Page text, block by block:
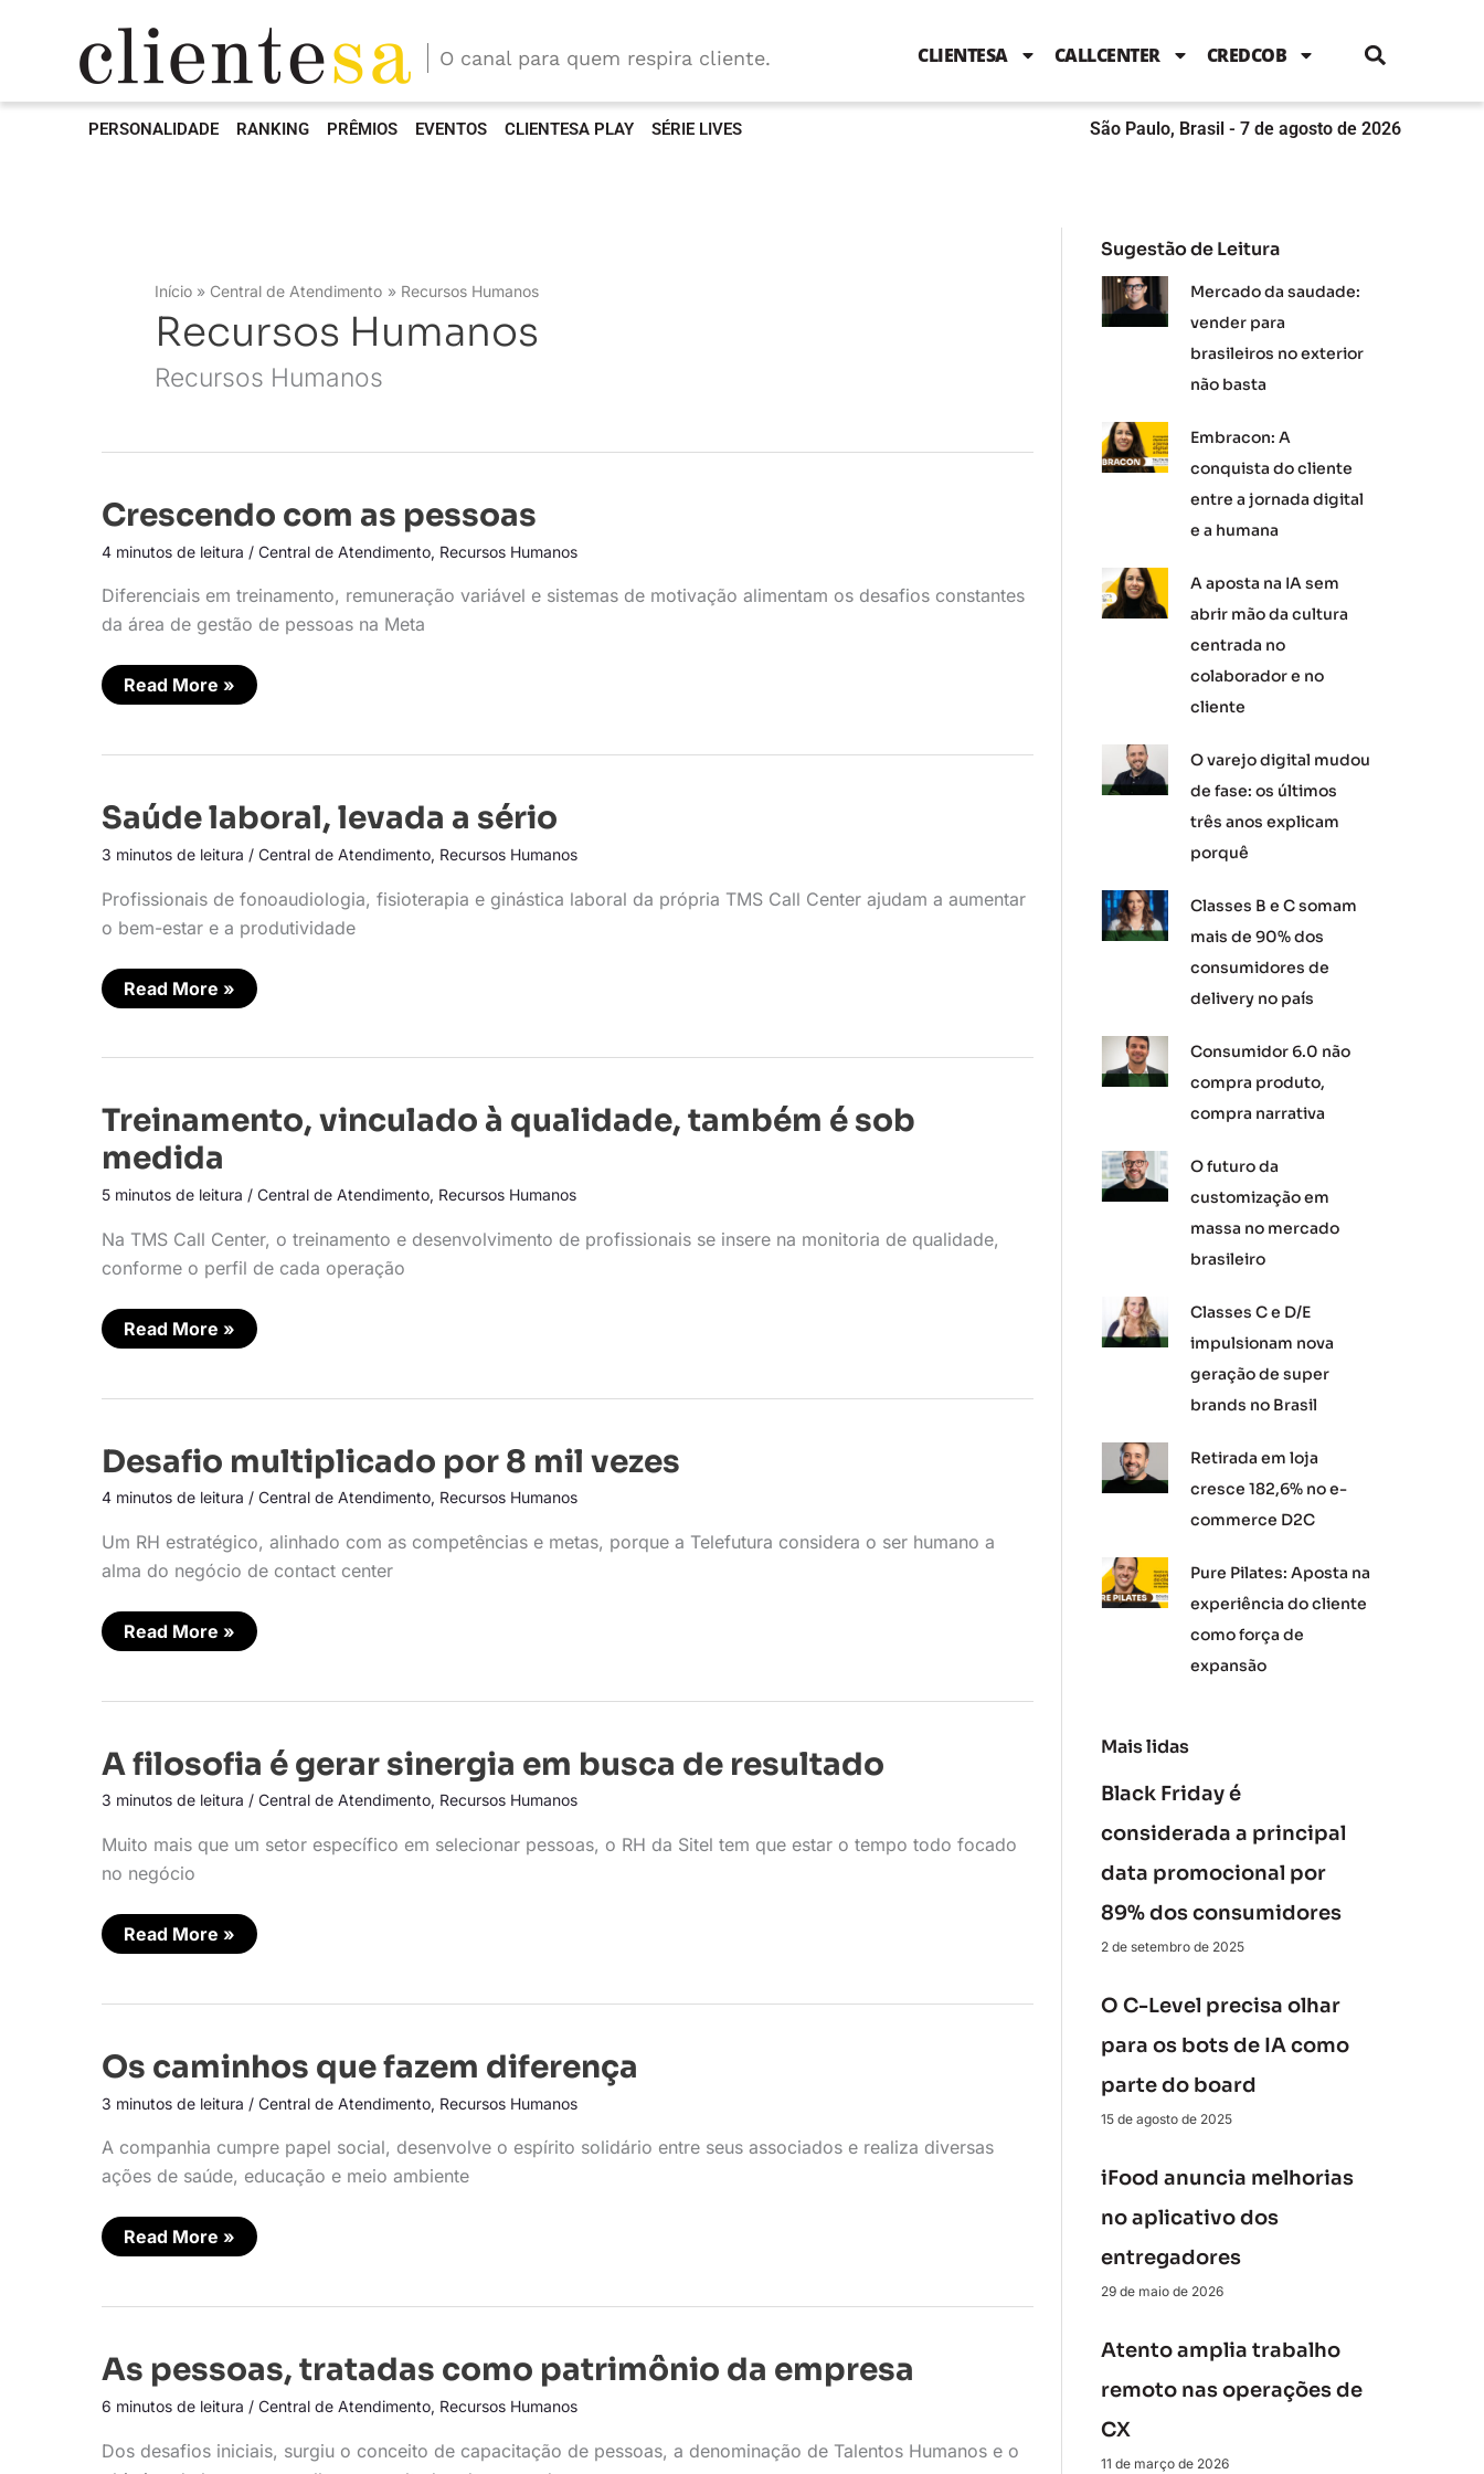
b
o
k
t
e
b
n
g
a
m
O canal para quem respira cliente. CLIENTESA CALLCENTER CREDCOB
PERSONALIDADE RANKING PRÊMIOS EVENTOS CLIENTESA PLAY SÉRIE LIVES São Paulo, Brasil - 7 de agosto de 2026
Início Central de Atendimento Recursos Humanos
Recursos Humanos
Recursos Humanos
Crescendo com as pessoas
4 minutos de leitura / Central de Atendimento, Recursos Humanos
Diferenciais em treinamento, remuneração variável e sistemas de motivação alimentam os desafios constantes
da área de gestão de pessoas na Meta
Crescendo
com
as
pessoas
Read More »
Saúde laboral, levada a sério
3 minutos de leitura / Central de Atendimento, Recursos Humanos
Profissionais de fonoaudiologia, fisioterapia e ginástica laboral da própria TMS Call Center ajudam a aumentar
o bem-estar e a produtividade
Saúde
laboral,
levada
a
Read More »
Treinamento, vinculado à qualidade, também é sob
medida
5 minutos de leitura / Central de Atendimento, Recursos Humanos
Na TMS Call Center, o treinamento e desenvolvimento de profissionais se insere na monitoria de qualidade,
conforme o perfil de cada operação
Treinamento,
vinculado
à
qualidade,
é
medida
Read More »
Desafio multiplicado por 8 mil vezes
4 minutos de leitura / Central de Atendimento, Recursos Humanos
Um RH estratégico, alinhado com as competências e metas, porque a Telefutura considera o ser humano a
alma do negócio de contact center
Desafio
multiplicado
por
8
vezes
Read More »
A filosofia é gerar sinergia em busca de resultado
3 minutos de leitura / Central de Atendimento, Recursos Humanos
Muito mais que um setor específico em selecionar pessoas, o RH da Sitel tem que estar o tempo todo focado
no negócio
A
filosofia
é
gerar
em
de
Read More »
Os caminhos que fazem diferença
3 minutos de leitura / Central de Atendimento, Recursos Humanos
A companhia cumpre papel social, desenvolve o espírito solidário entre seus associados e realiza diversas
ações de saúde, educação e meio ambiente
Os
caminhos
fazem
Read More »
As pessoas, tratadas como patrimônio da empresa
6 minutos de leitura / Central de Atendimento, Recursos Humanos
Dos desafios iniciais, surgiu o conceito de capacitação de pessoas, a denominação de Talentos Humanos e o
As
pessoas,
tratadas
como
da
Sugestão de Leitura
Mercado da saudade:
vender para
brasileiros no exterior
não basta
Embracon: A
conquista do cliente
entre a jornada digital
e a humana
A aposta na IA sem
abrir mão da cultura
centrada no
colaborador e no
cliente
O varejo digital mudou
de fase: os últimos
três anos explicam
porquê
Classes B e C somam
mais de 90% dos
consumidores de
delivery no país
Consumidor 6.0 não
compra produto,
compra narrativa
O futuro da
customização em
massa no mercado
brasileiro
Classes C e D/E
impulsionam nova
geração de super
brands no Brasil
Retirada em loja
cresce 182,6% no e-
commerce D2C
Pure Pilates: Aposta na
experiência do cliente
como força de
expansão
Mais lidas
Black Friday é
considerada a principal
data promocional por
89% dos consumidores
2 de setembro de 2025
O C-Level precisa olhar
para os bots de IA como
parte do board
15 de agosto de 2025
iFood anuncia melhorias
no aplicativo dos
entregadores
29 de maio de 2026
Atento amplia trabalho
remoto nas operações de
CX
11 de março de 2026